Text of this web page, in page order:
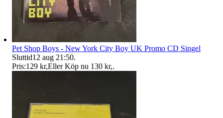
Pet Shop Boys - New York City Boy UK Promo CD Singel
Sluttid12 aug 21:50.
Pris:129 kr,Eller Köp nu 130 kr,.